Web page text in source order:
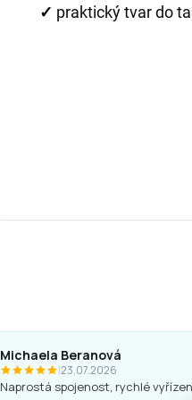
✓ praktický tvar do
Michaela Beranová
|23.07.2026
Naprostá spojenost, rychlé